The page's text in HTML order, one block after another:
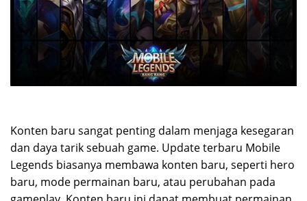
Konten baru sangat penting dalam menjaga kesegaran
dan daya tarik sebuah game. Update terbaru Mobile
Legends biasanya membawa konten baru, seperti hero
baru, mode permainan baru, atau perubahan pada